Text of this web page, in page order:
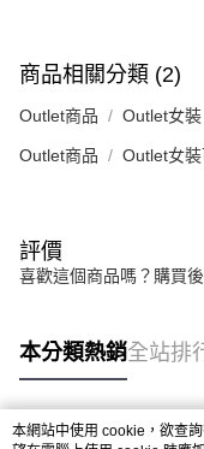
商品相關分類 (2)
Outlet商品 Outlet女裝
Outlet商品 Outlet女裝
評價
喜歡這個商品嗎？購買
本分類熱銷全站排
本網站中使用 cookie，欲查